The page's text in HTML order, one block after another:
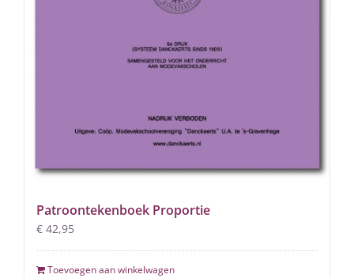
Patroontekenboek Proportie
€ 42,95
Toevoegen aan winkelwagen